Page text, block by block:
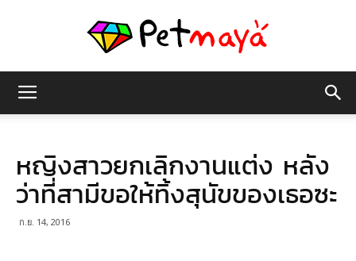
มายา
หญิงสาวยกเลิกงานแต่ง หลัง
ว่าที่สามีขอให้ทิ้งสุนัขของเธอซะ
ก.ย. 14, 2016